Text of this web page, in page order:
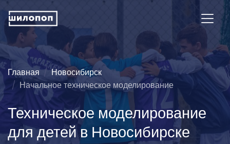
Главная
Новосибирск
Начальное техническое моделирование
Техническое моделирование
для детей в Новосибирске